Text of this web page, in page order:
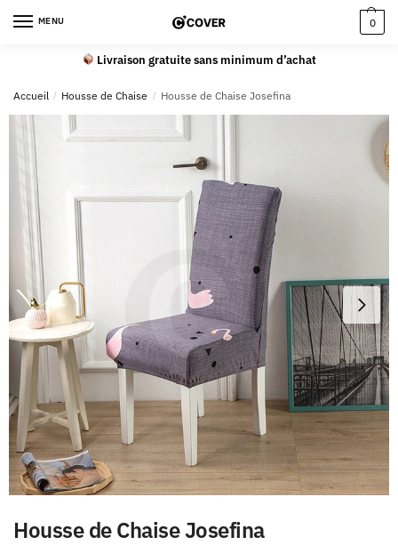
MENU 0
Livraison gratuite sans minimum d’achat
Accueil / Housse de Chaise / Housse de Chaise Josefina
Housse de Chaise Josefina